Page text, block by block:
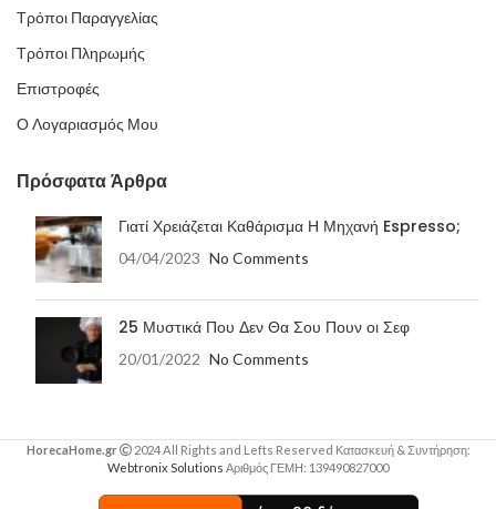
Τρόποι Παραγγελίας
Τρόποι Πληρωμής
Επιστροφές
Ο Λογαριασμός Μου
Πρόσφατα Άρθρα
Γιατί Χρειάζεται Καθάρισμα Η Μηχανή Espresso;
04/04/2023 No Comments
25 Μυστικά Που Δεν Θα Σου Πουν οι Σεφ
20/01/2022 No Comments
HorecaHome.gr
2024 All Rights and Lefts Reserved Κατασκευή & Συντήρηση:
Webtronix Solutions Αριθμός ΓΕΜΗ: 139490827000